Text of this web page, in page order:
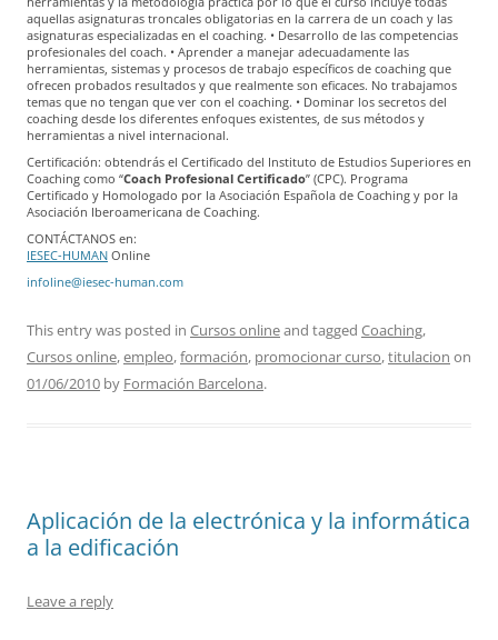
aquellas asignaturas troncales obligatorias en la carrera de un coach y las
asignaturas especializadas en el coaching. • Desarrollo de las competencias
profesionales del coach. • Aprender a manejar adecuadamente las
herramientas, sistemas y procesos de trabajo específicos de coaching que
ofrecen probados resultados y que realmente son eficaces. No trabajamos
temas que no tengan que ver con el coaching. • Dominar los secretos del
coaching desde los diferentes enfoques existentes, de sus métodos y
herramientas a nivel internacional.
Certificación: obtendrás el Certificado del Instituto de Estudios Superiores en
Coaching como “Coach Profesional Certificado” (CPC). Programa
Certificado y Homologado por la Asociación Española de Coaching y por la
Asociación Iberoamericana de Coaching.
CONTÁCTANOS en:
IESEC-HUMAN Online
infoline@iesec-human.com
This entry was posted in Cursos onlineand tagged Coaching,
Cursos online,empleo,formación, promocionar curso,titulacion on
01/06/2010 by Formación Barcelona.
Aplicación de la electrónica y la informática
a la edificación
Leave a reply